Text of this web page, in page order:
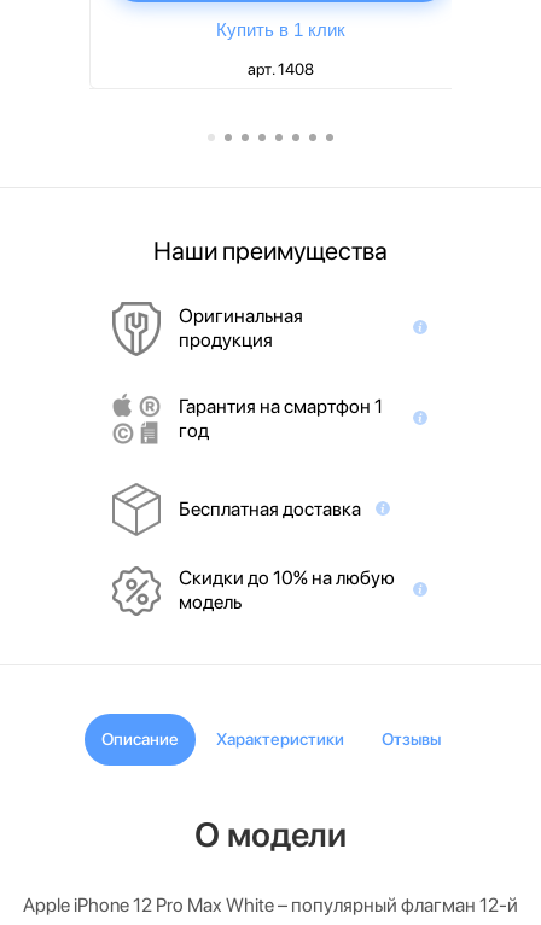
Купить в 1 клик
арт. 1408
Наши преимущества
Оригинальная
продукция
Гарантия на смартфон 1
год
Бесплатная доставка
Скидки до 10% на любую
модель
Описание Характеристики Отзывы
О модели
Apple iPhone 12 Pro Max White – популярный флагман 12-й